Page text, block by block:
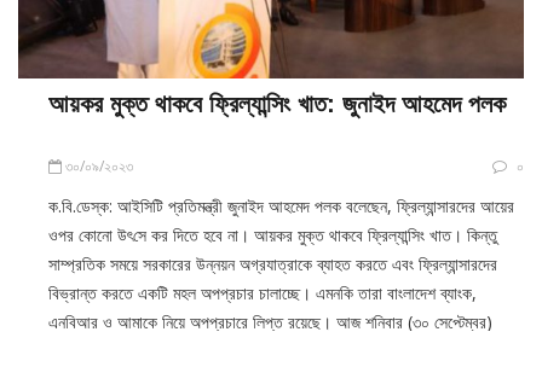
আয়কর মুক্ত থাকবে ফ্রিল্যান্সিং খাত: জুনাইদ আহমেদ পলক
৩০/০৯/২০২৩ ০
ক.বি.ডেস্ক: আইসিটি প্রতিমন্ত্রী জুনাইদ আহমেদ পলক বলেছেন, ফ্রিল্যান্সারদের আয়ের
ওপর কোনো উৎ‌সে কর দিতে হবে না। আয়কর মুক্ত থাকবে ফ্রিল্যান্সিং খাত। কিন্তু
সাম্প্রতিক সময়ে সরকারের উন্নয়ন অগ্রযাত্রাকে ব্যাহত করতে এবং ফ্রিল্যান্সারদের
বিভ্রান্ত করতে একটি মহল অপপ্রচার চালাচ্ছে। এমনকি তারা বাংলাদেশ ব্যাংক,
এনবিআর ও আমাকে নিয়ে অপপ্রচারে লিপ্ত রয়েছে। আজ শনিবার (৩০ সেপ্টেম্বর)